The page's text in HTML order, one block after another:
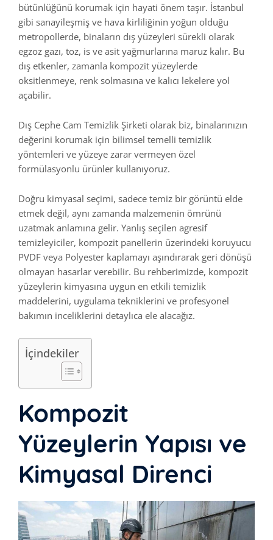
bütünlüğünü korumak için hayati önem taşır. İstanbul
gibi sanayileşmiş ve hava kirliliğinin yoğun olduğu
metropollerde, binaların dış yüzeyleri sürekli olarak
egzoz gazı, toz, is ve asit yağmurlarına maruz kalır. Bu
dış etkenler, zamanla kompozit yüzeylerde
oksitlenmeye, renk solmasına ve kalıcı lekelere yol
açabilir.
Dış Cephe Cam Temizlik Şirketi olarak biz, binalarınızın
değerini korumak için bilimsel temelli temizlik
yöntemleri ve yüzeye zarar vermeyen özel
formülasyonlu ürünler kullanıyoruz.
Doğru kimyasal seçimi, sadece temiz bir görüntü elde
etmek değil, aynı zamanda malzemenin ömrünü
uzatmak anlamına gelir. Yanlış seçilen agresif
temizleyiciler, kompozit panellerin üzerindeki koruyucu
PVDF veya Polyester kaplamayı aşındırarak geri dönüşü
olmayan hasarlar verebilir. Bu rehberimizde, kompozit
yüzeylerin kimyasına uygun en etkili temizlik
maddelerini, uygulama tekniklerini ve profesyonel
bakımın inceliklerini detaylıca ele alacağız.
İçindekiler
Kompozit
Yüzeylerin Yapısı ve
Kimyasal Direnci